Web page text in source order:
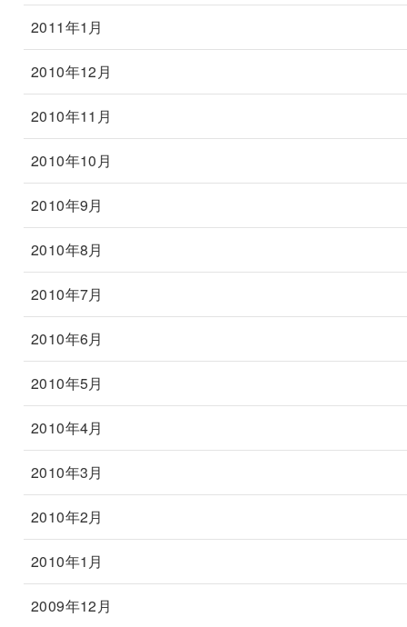
2011年1月
2010年12月
2010年11月
2010年10月
2010年9月
2010年8月
2010年7月
2010年6月
2010年5月
2010年4月
2010年3月
2010年2月
2010年1月
2009年12月